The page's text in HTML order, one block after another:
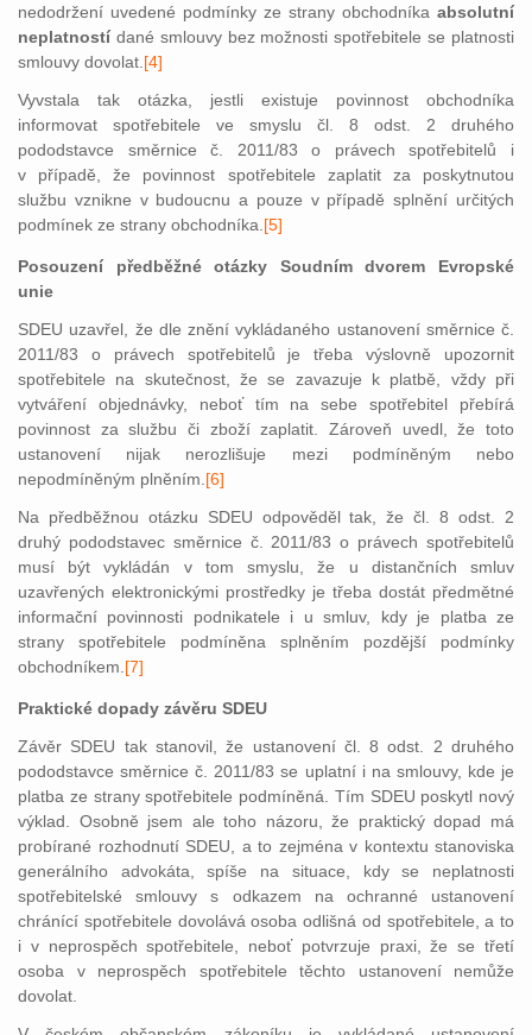
nedodržení uvedené podmínky ze strany obchodníka absolutní
neplatností dané smlouvy bez možnosti spotřebitele se platnosti
smlouvy dovolat. [4]
Vyvstala tak otázka, jestli existuje povinnost obchodníka
informovat spotřebitele ve smyslu čl. 8 odst. 2 druhého
pododstavce směrnice č. 2011/83 o právech spotřebitelů i
v případě, že povinnost spotřebitele zaplatit za poskytnutou
službu vznikne v budoucnu a pouze v případě splnění určitých
podmínek ze strany obchodníka. [5]
Posouzení předběžné otázky Soudním dvorem Evropské
unie
SDEU uzavřel, že dle znění vykládaného ustanovení směrnice č.
2011/83 o právech spotřebitelů je třeba výslovně upozornit
spotřebitele na skutečnost, že se zavazuje k platbě, vždy při
vytváření objednávky, neboť tím na sebe spotřebitel přebírá
povinnost za službu či zboží zaplatit. Zároveň uvedl, že toto
ustanovení nijak nerozlišuje mezi podmíněným nebo
nepodmíněným plněním. [6]
Na předběžnou otázku SDEU odpověděl tak, že čl. 8 odst. 2
druhý pododstavec směrnice č. 2011/83 o právech spotřebitelů
musí být vykládán v tom smyslu, že u distančních smluv
uzavřených elektronickými prostředky je třeba dostát předmětné
informační povinnosti podnikatele i u smluv, kdy je platba ze
strany spotřebitele podmíněna splněním pozdější podmínky
obchodníkem. [7]
Praktické dopady závěru SDEU
Závěr SDEU tak stanovil, že ustanovení čl. 8 odst. 2 druhého
pododstavce směrnice č. 2011/83 se uplatní i na smlouvy, kde je
platba ze strany spotřebitele podmíněná. Tím SDEU poskytl nový
výklad. Osobně jsem ale toho názoru, že praktický dopad má
probírané rozhodnutí SDEU, a to zejména v kontextu stanoviska
generálního advokáta, spíše na situace, kdy se neplatnosti
spotřebitelské smlouvy s odkazem na ochranné ustanovení
chránící spotřebitele dovolává osoba odlišná od spotřebitele, a to
i v neprospěch spotřebitele, neboť potvrzuje praxi, že se třetí
osoba v neprospěch spotřebitele těchto ustanovení nemůže
dovolat.